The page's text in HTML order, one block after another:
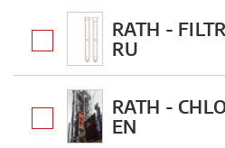
RATH -
RU
RATH -
EN